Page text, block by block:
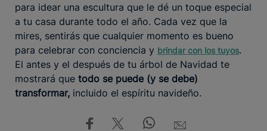
para idear una escultura que le dé un toque especial
a tu casa durante todo el año. Cada vez que la
mires, sentirás que cualquier momento es bueno
para celebrar con conciencia y brindar con los tuyos.
El antes y el después de tu árbol de Navidad te
mostrará que todo se puede (y se debe)
transformar, incluido el espíritu navideño.